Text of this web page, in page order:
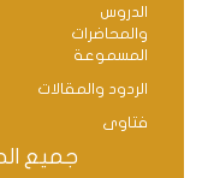
الدروس
والمحاضرات
المسموعة
الردود والمقالات
فتاوى
جميع